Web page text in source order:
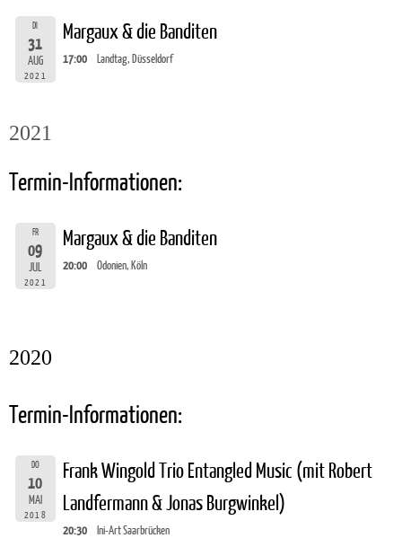
DI
31
AUG
2021
Margaux & die Banditen
17:00 Landtag, Düsseldorf
2021
Termin-Informationen:
FR
09
JUL
2021
Margaux & die Banditen
20:00 Odonien, Köln
2020
Termin-Informationen:
DO
10
MAI
2018
Frank Wingold Trio Entangled Music (mit Robert
Landfermann & Jonas Burgwinkel)
20:30 Ini-Art Saarbrücken